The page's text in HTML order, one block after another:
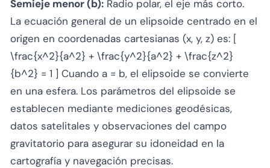
Semieje menor (b): Radio polar, el eje más corto.
La ecuación general de un elipsoide centrado en el
origen en coordenadas cartesianas (x, y, z) es: [
\frac{x^2}{a^2} + \frac{y^2}{a^2} + \frac{z^2}
{b^2} = 1 ] Cuando a = b, el elipsoide se convierte
en una esfera. Los parámetros del elipsoide se
establecen mediante mediciones geodésicas,
datos satelitales y observaciones del campo
gravitatorio para asegurar su idoneidad en la
cartografía y navegación precisas.